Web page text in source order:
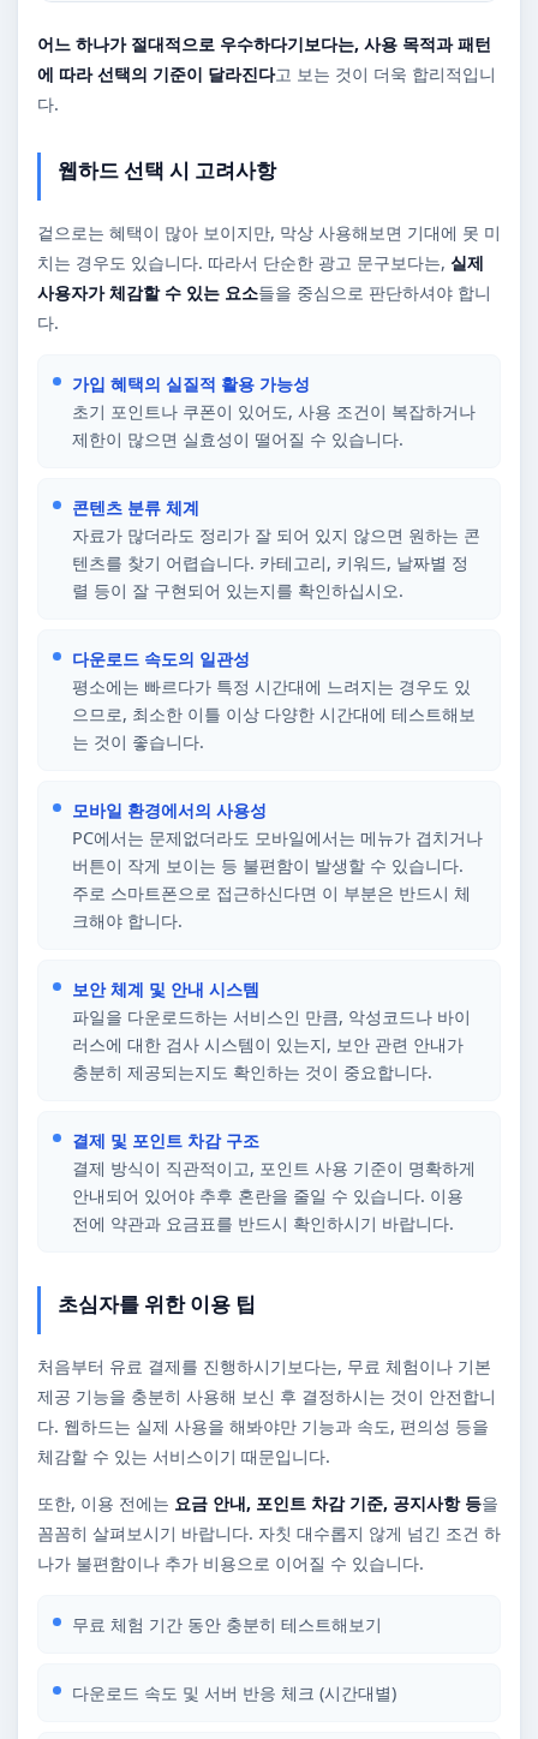
어느 하나가 절대적으로 우수하다기보다는, 사용 목적과 패턴
에 따라 선택의 기준이 달라진다고 보는 것이 더욱 합리적입니
다.
웹하드 선택 시 고려사항
겉으로는 혜택이 많아 보이지만, 막상 사용해보면 기대에 못 미
치는 경우도 있습니다. 따라서 단순한 광고 문구보다는, 실제
사용자가 체감할 수 있는 요소들을 중심으로 판단하셔야 합니
다.
가입 혜택의 실질적 활용 가능성
초기 포인트나 쿠폰이 있어도, 사용 조건이 복잡하거나
제한이 많으면 실효성이 떨어질 수 있습니다.
콘텐츠 분류 체계
자료가 많더라도 정리가 잘 되어 있지 않으면 원하는 콘
텐츠를 찾기 어렵습니다. 카테고리, 키워드, 날짜별 정
렬 등이 잘 구현되어 있는지를 확인하십시오.
다운로드 속도의 일관성
평소에는 빠르다가 특정 시간대에 느려지는 경우도 있
으므로, 최소한 이틀 이상 다양한 시간대에 테스트해보
는 것이 좋습니다.
모바일 환경에서의 사용성
PC에서는 문제없더라도 모바일에서는 메뉴가 겹치거나
버튼이 작게 보이는 등 불편함이 발생할 수 있습니다.
주로 스마트폰으로 접근하신다면 이 부분은 반드시 체
크해야 합니다.
보안 체계 및 안내 시스템
파일을 다운로드하는 서비스인 만큼, 악성코드나 바이
러스에 대한 검사 시스템이 있는지, 보안 관련 안내가
충분히 제공되는지도 확인하는 것이 중요합니다.
결제 및 포인트 차감 구조
결제 방식이 직관적이고, 포인트 사용 기준이 명확하게
안내되어 있어야 추후 혼란을 줄일 수 있습니다. 이용
전에 약관과 요금표를 반드시 확인하시기 바랍니다.
초심자를 위한 이용 팁
처음부터 유료 결제를 진행하시기보다는, 무료 체험이나 기본
제공 기능을 충분히 사용해 보신 후 결정하시는 것이 안전합니
다. 웹하드는 실제 사용을 해봐야만 기능과 속도, 편의성 등을
체감할 수 있는 서비스이기 때문입니다.
또한, 이용 전에는 요금 안내, 포인트 차감 기준, 공지사항 등을
꼼꼼히 살펴보시기 바랍니다. 자칫 대수롭지 않게 넘긴 조건 하
나가 불편함이나 추가 비용으로 이어질 수 있습니다.
무료 체험 기간 동안 충분히 테스트해보기
다운로드 속도 및 서버 반응 체크 (시간대별)